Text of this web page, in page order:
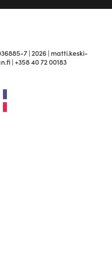
7 | 2026 | matti.keski-
| +358 40 72 00183